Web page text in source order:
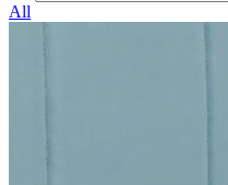
All